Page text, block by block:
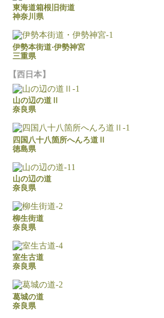
東海道箱根旧街道
神奈川県
伊勢本街道·伊勢神宮
三重県
西日本
山の辺の道Ⅱ
奈良県
四国八十八箇所へんろ道Ⅱ
徳島県
山の辺の道
奈良県
柳生街道
奈良県
室生古道
奈良県
葛城の道
奈良県